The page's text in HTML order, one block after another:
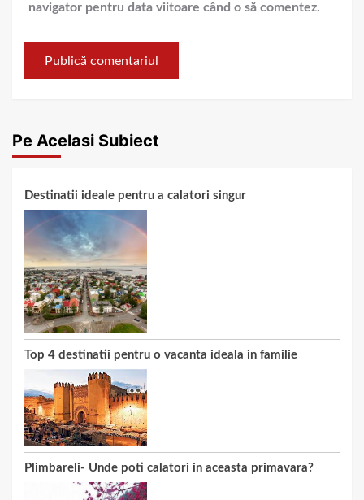
navigator pentru data viitoare când o să comentez.
Pe Acelasi Subiect
Destinatii ideale pentru a calatori singur
Top 4 destinatii pentru o vacanta ideala in familie
Plimbareli- Unde poti calatori in aceasta primavara?